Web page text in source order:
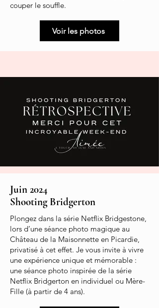
couper le souffle.
Voir les photos
Juin 2024
Shooting Bridgerton
Plongez dans la série Netflix Bridgestone,
lors d’une séance photo magique au
Château de la Maisonnette en Picardie,
privatisé à cet effet. Je vous invite à vivre
une expérience unique et mémorable :
une séance photo inspirée de la série
Netflix Bridgerton en individuel ou Mère-
Fille (à partir de 4 ans).